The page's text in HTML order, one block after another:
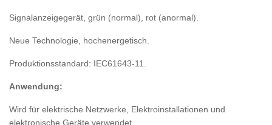
Signalanzeigegerät, grün (normal), rot (anormal).
Neue Technologie, hochenergetisch.
Produktionsstandard: IEC61643-11.
Anwendung:
Wird für elektrische Netzwerke, Elektroinstallationen und
elektronische Geräte verwendet.